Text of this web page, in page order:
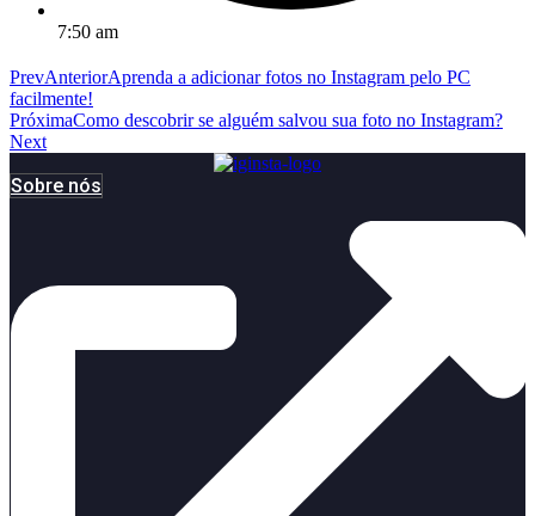
7:50 am
PrevAnteriorAprenda a adicionar fotos no Instagram pelo PC
facilmente!
PróximaComo descobrir se alguém salvou sua foto no Instagram?
Next
Sobre nós